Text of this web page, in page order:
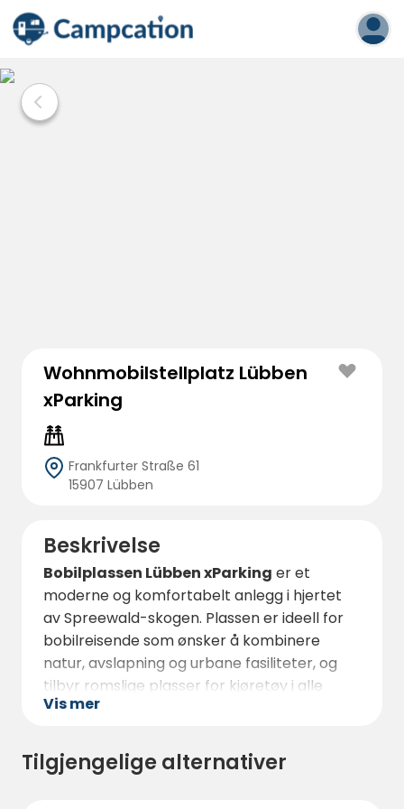
Wohnmobilstellplatz Lübben
xParking
Frankfurter Straße 61
15907 Lübben
Beskrivelse
Bobilplassen Lübben xParking er et
moderne og komfortabelt anlegg i hjertet
av Spreewald-skogen. Plassen er ideell for
bobilreisende som ønsker å kombinere
natur, avslapning og urbane fasiliteter, og
tilbyr romslige plasser for kjøretøy i alle
størrelser. Hver plass er asfaltert, oversiktlig
nyte et fredelig opphold.
Vis mer
Tilgjengelige alternativer